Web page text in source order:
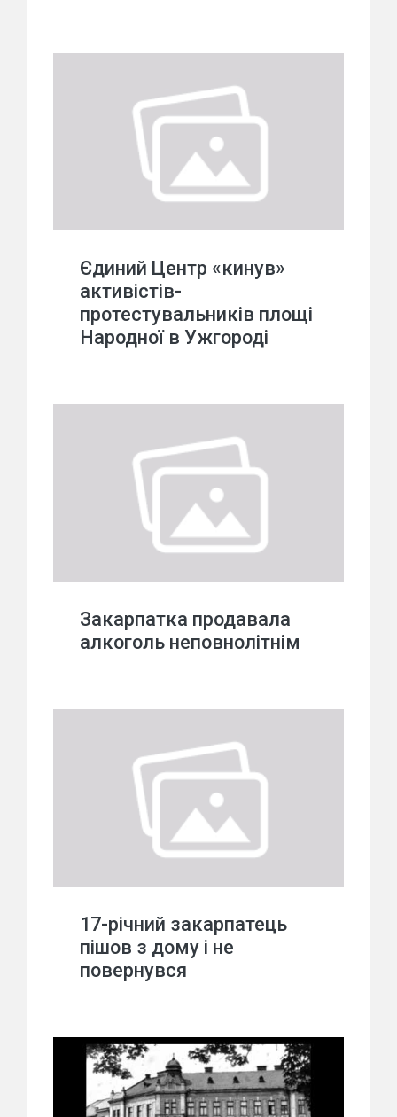
Єдиний Центр «кинув»
активістів-
протестувальників площі
Народної в Ужгороді
Закарпатка продавала
алкоголь неповнолітнім
17-річний закарпатець
пішов з дому і не
повернувся